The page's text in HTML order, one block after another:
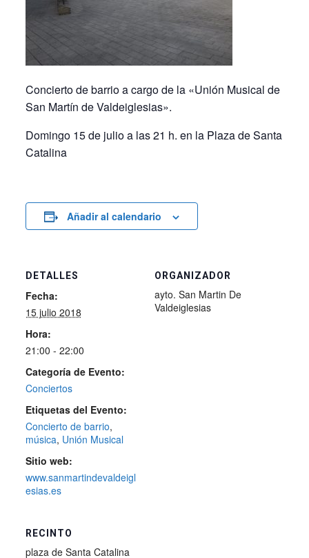
Concierto de barrio a cargo de la «Unión Musical de
San Martín de Valdeiglesias».
Domingo 15 de julio a las 21 h. en la Plaza de Santa
Catalina
Añadir al calendario
DETALLES
Fecha:
15 julio 2018
Hora:
21:00 - 22:00
Categoría de Evento:
Conciertos
Etiquetas del Evento:
Concierto de barrio,
música, Unión Musical
Sitio web:
www.sanmartindevaldeigl
esias.es
ORGANIZADOR
ayto. San Martin De
Valdeiglesias
RECINTO
plaza de Santa Catalina